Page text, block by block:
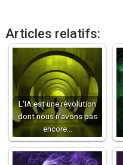
Articles relatifs:
L'IA est une révolution
dont nous n'avons pas
encore…